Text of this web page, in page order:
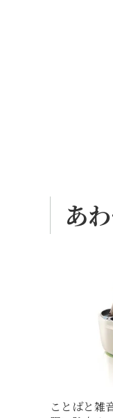
あ
ことばと雑